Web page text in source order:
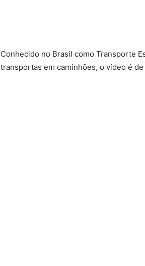
Conhecido no Brasil como Transporte
transportas em caminhões, o vídeo é